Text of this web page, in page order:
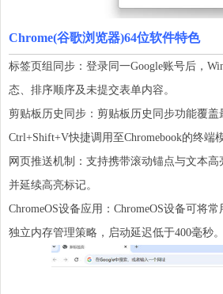
Chrome(谷歌浏览器)64位软件特色
标签页组同步：登录同一Google账号后，
态、排序顺序及未提交表单内容。
剪贴板历史同步：剪贴板历史同步功能覆
Ctrl+Shift+V快捷调用至Chromebook的终端
网页推送机制：支持携带滚动锚点与文本
并延续高亮标记。
ChromeOS设备应用：ChromeOS设备可将
独立内存管理策略，启动延迟低于400毫秒。